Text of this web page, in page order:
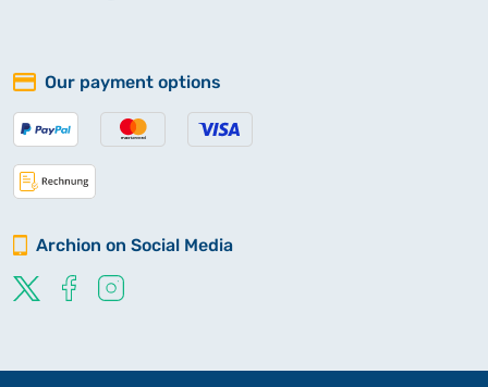
Harpersdorf
Hartmannsdorf
Our payment options
Archion on Social Media